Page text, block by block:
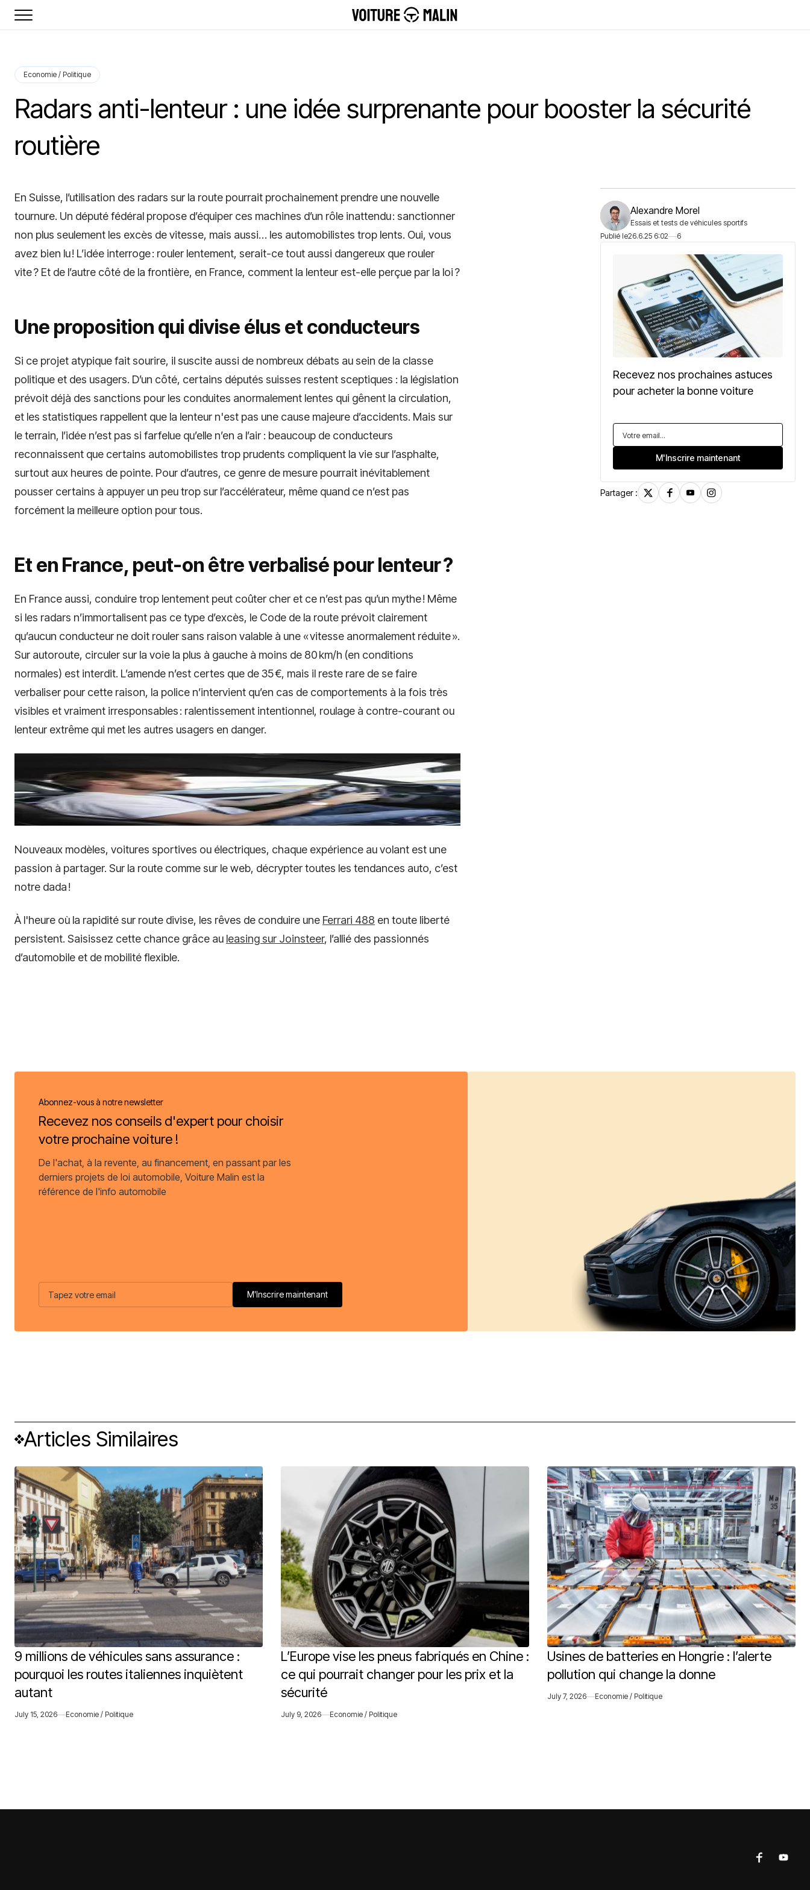
Economie / Politique
Radars anti-lenteur : une idée surprenante pour booster la sécurité
routière
En Suisse, l’utilisation des radars sur la route pourrait prochainement prendre une nouvelle
tournure. Un député fédéral propose d’équiper ces machines d’un rôle inattendu : sanctionner
non plus seulement les excès de vitesse, mais aussi… les automobilistes trop lents. Oui, vous
avez bien lu ! L’idée interroge : rouler lentement, serait-ce tout aussi dangereux que rouler
vite ? Et de l’autre côté de la frontière, en France, comment la lenteur est-elle perçue par la loi ?
Une proposition qui divise élus et conducteurs
Si ce projet atypique fait sourire, il suscite aussi de nombreux débats au sein de la classe
politique et des usagers. D’un côté, certains députés suisses restent sceptiques : la législation
prévoit déjà des sanctions pour les conduites anormalement lentes qui gênent la circulation,
et les statistiques rappellent que la lenteur n'est pas une cause majeure d’accidents. Mais sur
le terrain, l’idée n’est pas si farfelue qu’elle n’en a l’air : beaucoup de conducteurs
reconnaissent que certains automobilistes trop prudents compliquent la vie sur l’asphalte,
surtout aux heures de pointe. Pour d’autres, ce genre de mesure pourrait inévitablement
pousser certains à appuyer un peu trop sur l’accélérateur, même quand ce n’est pas
forcément la meilleure option pour tous.
Et en France, peut-on être verbalisé pour lenteur ?
En France aussi, conduire trop lentement peut coûter cher et ce n’est pas qu’un mythe ! Même
si les radars n’immortalisent pas ce type d’excès, le Code de la route prévoit clairement
qu’aucun conducteur ne doit rouler sans raison valable à une « vitesse anormalement réduite ».
Sur autoroute, circuler sur la voie la plus à gauche à moins de 80 km/h (en conditions
normales) est interdit. L’amende n’est certes que de 35 €, mais il reste rare de se faire
verbaliser pour cette raison, la police n’intervient qu’en cas de comportements à la fois très
visibles et vraiment irresponsables : ralentissement intentionnel, roulage à contre-courant ou
lenteur extrême qui met les autres usagers en danger.
Nouveaux modèles, voitures sportives ou électriques, chaque expérience au volant est une
passion à partager. Sur la route comme sur le web, décrypter toutes les tendances auto, c’est
notre dada !
À l'heure où la rapidité sur route divise, les rêves de conduire une Ferrari 488 en toute liberté
persistent. Saisissez cette chance grâce au leasing sur Joinsteer, l’allié des passionnés
d’automobile et de mobilité flexible.
Alexandre Morel
Essais et tests de véhicules sportifs
Publié le26.6.25 6:02 6
Recevez nos prochaines astuces
pour acheter la bonne voiture
Partager :
Abonnez-vous à notre newsletter
Recevez nos conseils d'expert pour choisir
votre prochaine voiture !
De l'achat, à la revente, au financement, en passant par les
derniers projets de loi automobile, Voiture Malin est la
référence de l'info automobile
Articles Similaires
9 millions de véhicules sans assurance :
pourquoi les routes italiennes inquiètent
autant
July 15, 2026 Economie / Politique
L’Europe vise les pneus fabriqués en Chine :
ce qui pourrait changer pour les prix et la
sécurité
July 9, 2026 Economie / Politique
Usines de batteries en Hongrie : l’alerte
pollution qui change la donne
July 7, 2026 Economie / Politique